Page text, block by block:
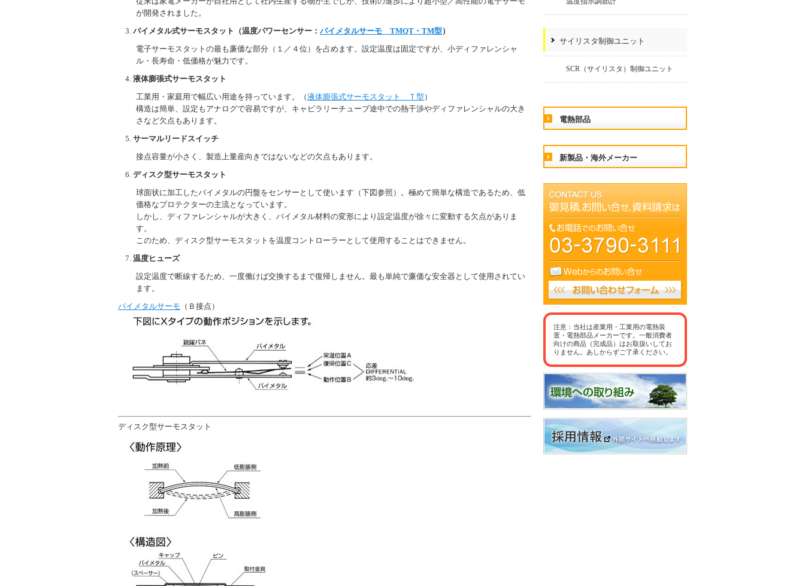
が開発されました。
バイメタル式サーモスタット（温度パワーセンサー： バイメタルサーモ TMQT・TM型 ）
電子サーモスタットの最も廉価な部分（１／４位）を占めます。設定温度は固定ですが、小ディファレンシャ
ル・長寿命・低価格が魅力です。
液体膨張式サーモスタット
工業用・家庭用で幅広い用途を持っています。（液体膨張式サーモスタット Ｔ型 ）
構造は簡単、設定もアナログで容易ですが、キャピラリーチューブ途中での熱干渉やディファレンシャルの大き
さなど欠点もあります。
サーマルリードスイッチ
接点容量が小さく、製造上量産向きではないなどの欠点もあります。
ディスク型サーモスタット
球面状に加工したバイメタルの円盤をセンサーとして使います（下図参照）。極めて簡単な構造であるため、低
価格なプロテクターの主流となっています。
しかし、ディファレンシャルが大きく、バイメタル材料の変形により設定温度が徐々に変動する欠点がありま
す。
このため、ディスク型サーモスタットを温度コントローラーとして使用することはできません。
温度ヒューズ
設定温度で断線するため、一度働けば交換するまで復帰しません。最も単純で廉価な安全器として使用されてい
ます。
バイメタルサーモ （Ｂ接点）
ディスク型サーモスタット
サイリスタ制御ユニット
SCR（サイリスタ）制御ユニット
電熱部品
新製品・海外メーカー
注意：当社は産業用・工業用の電熱装
置・電熱部品メーカーです。一般消費者
向けの商品（完成品）はお取扱いしてお
りません。あしからずご了承ください。